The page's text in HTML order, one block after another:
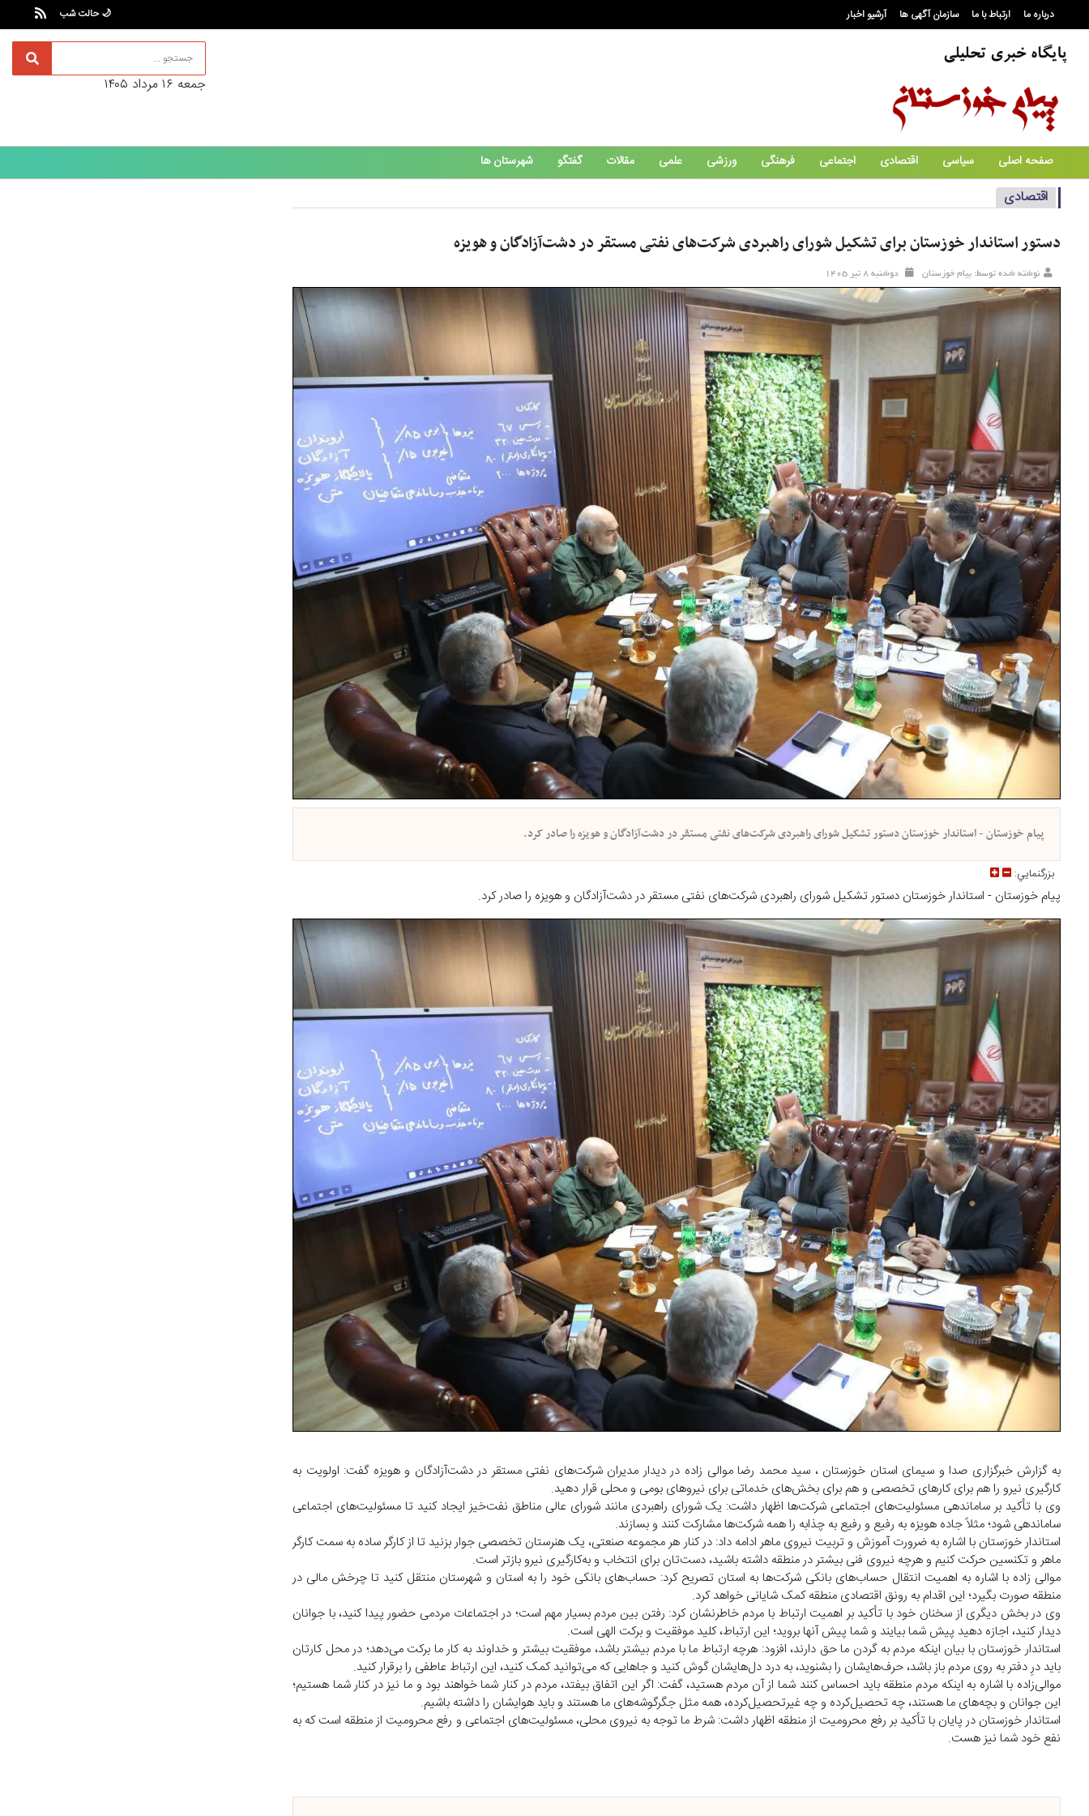
درباره ما ارتباط با ما سازمان آگهی ها آرشیو اخبار 🌙 حالت شب
جمعه ۱۶ مرداد ۱۴۰۵
صفحه اصلی سیاسی اقتصادی اجتماعی فرهنگی ورزشی علمی مقالات گفتگو شهرستان ها
اقتصادی
دستور استاندار خوزستان برای تشکیل شورای راهبردی شرکت‌های نفتی مستقر در دشت‌آزادگان و هویزه
نوشته شده توسط: پیام خوزستان دوشنبه ۸ تير ۱۴۰۵
پیام خوزستان - استاندار خوزستان دستور تشکیل شورای راهبردی شرکت‌های نفتی مستقر در دشت‌آزادگان و هویزه را صادر کرد.
بزرگنمايي:
پیام خوزستان - استاندار خوزستان دستور تشکیل شورای راهبردی شرکت‌های نفتی مستقر در دشت‌آزادگان و هویزه را صادر کرد.
به گزارش خبرگزاری صدا و سیمای استان خوزستان ، سید محمد رضا موالی زاده در دیدار مدیران شرکت‌های نفتی مستقر در دشت‌آزادگان و هویزه گفت: اولویت به
کارگیری نیرو را هم برای کار‌های تخصصی و هم برای بخش‌های خدماتی برای نیرو‌های بومی و محلی قرار دهید.
وی با تأکید بر ساماندهی مسئولیت‌های اجتماعی شرکت‌ها اظهار داشت: یک شورای راهبردی مانند شورای عالی مناطق نفت‌خیز ایجاد کنید تا مسئولیت‌های اجتماعی
ساماندهی شود؛ مثلاً جاده هویزه به رفیع و رفیع به چذابه را همه شرکت‌ها مشارکت کنند و بسازند.
استاندار خوزستان با اشاره به ضرورت آموزش و تربیت نیروی ماهر ادامه داد: در کنار هر مجموعه صنعتی، یک هنرستان تخصصی جوار بزنید تا از کارگر ساده به سمت کارگر
ماهر و تکنسین حرکت کنیم و هرچه نیروی فنی بیشتر در منطقه داشته باشید، دست‌تان برای انتخاب و به‌کارگیری نیرو بازتر است.
موالی زاده با اشاره به اهمیت انتقال حساب‌های بانکی شرکت‌ها به استان تصریح کرد: حساب‌های بانکی خود را به استان و شهرستان منتقل کنید تا چرخش مالی در
منطقه صورت بگیرد؛ این اقدام به رونق اقتصادی منطقه کمک شایانی خواهد کرد.
وی در بخش دیگری از سخنان خود با تأکید بر اهمیت ارتباط با مردم خاطرنشان کرد: رفتن بین مردم بسیار مهم است؛ در اجتماعات مردمی حضور پیدا کنید، با جوانان
دیدار کنید، اجازه دهید پیش شما بیایند و شما پیش آنها بروید؛ این ارتباط، کلید موفقیت و برکت الهی است.
استاندار خوزستان با بیان اینکه مردم به گردن ما حق دارند، افزود: هرچه ارتباط ما با مردم بیشتر باشد، موفقیت بیشتر و خداوند به کار ما برکت می‌دهد؛ در محل کارتان
باید درِ دفتر به روی مردم باز باشد، حرف‌هایشان را بشنوید، به درد دل‌هایشان گوش کنید و جا‌هایی که می‌توانید کمک کنید، این ارتباط عاطفی را برقرار کنید.
موالی‌زاده با اشاره به اینکه مردم منطقه باید احساس کنند شما از آن مردم هستید، گفت: اگر این اتفاق بیفتد، مردم در کنار شما خواهند بود و ما نیز در کنار شما هستیم؛
این جوانان و بچه‌های ما هستند، چه تحصیل‌کرده و چه غیرتحصیل‌کرده، همه مثل جگرگوشه‌های ما هستند و باید هوایشان را داشته باشیم.
استاندار خوزستان در پایان با تأکید بر رفع محرومیت از منطقه اظهار داشت: شرط ما توجه به نیروی محلی، مسئولیت‌های اجتماعی و رفع محرومیت از منطقه است که به
نفع خود شما نیز هست.